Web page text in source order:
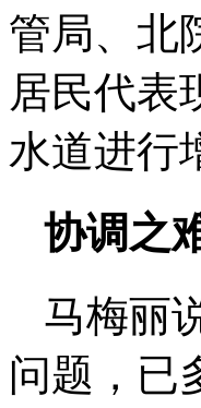
管局、北
居民代表
水道进行
协调之
马梅丽
问题，已